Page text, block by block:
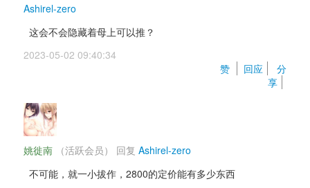
Ashirel-zero
这会不会隐藏着母上可以推？
2023-05-02 09:40:34
赞
回应
分
享
姚徙南 （活跃会员） 回复 Ashirel-zero
不可能，就一小拔作，2800的定价能有多少东西